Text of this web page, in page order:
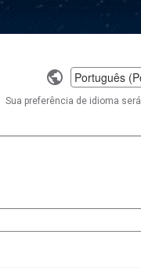
Select
a
Sua preferência de idioma